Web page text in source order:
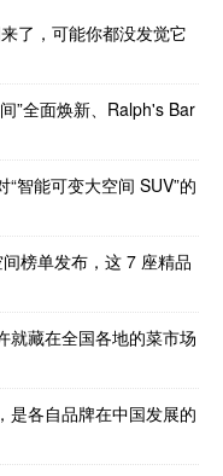
了，可能你都没发觉它
”全面焕新、Ralph's Bar
智能可变大空间 SUV”的
榜单发布，这 7 座精品
就藏在全国各地的菜市场
是各自品牌在中国发展的